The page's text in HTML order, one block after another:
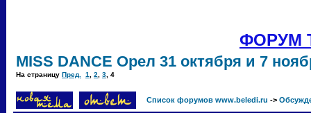
ФОРУМ
MISS DANCE Орел 31 октября и 7
На страницу Пред. 1 2 3 4
Список форумов www.beledi.ru ->